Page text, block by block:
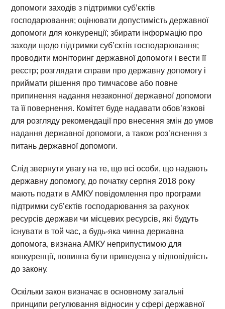
допомоги заходів з підтримки суб’єктів
господарювання; оцінювати допустимість державної
допомоги для конкуренції; збирати інформацію про
заходи щодо підтримки суб’єктів господарювання;
проводити моніторинг державної допомоги і вести її
реєстр; розглядати справи про державну допомогу і
приймати рішення про тимчасове або повне
припинення надання незаконної державної допомоги
та її повернення. Комітет буде надавати обов’язкові
для розгляду рекомендації про внесення змін до умов
надання державної допомоги, а також роз’яснення з
питань державної допомоги.
Слід звернути увагу на те, що всі особи, що надають
державну допомогу, до початку серпня 2018 року
мають подати в АМКУ повідомлення про програми
підтримки суб’єктів господарювання за рахунок
ресурсів держави чи місцевих ресурсів, які будуть
існувати в той час, а будь-яка чинна державна
допомога, визнана АМКУ неприпустимою для
конкуренції, повинна бути приведена у відповідність
до закону.
Оскільки закон визначає в основному загальні
принципи регулювання відносин у сфері державної